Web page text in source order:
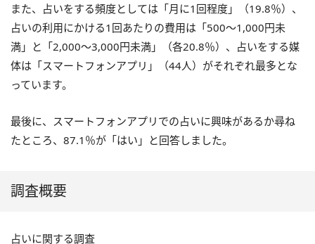
また、占いをする頻度としては「月に1回程度」（19.8％）、
占いの利用にかける1回あたりの費用は「500～1,000円未
満」と「2,000～3,000円未満」（各20.8％）、占いをする媒
体は「スマートフォンアプリ」（44人）がそれぞれ最多とな
っています。
最後に、スマートフォンアプリでの占いに興味があるか尋ね
たところ、87.1％が「はい」と回答しました。
調査概要
占いに関する調査